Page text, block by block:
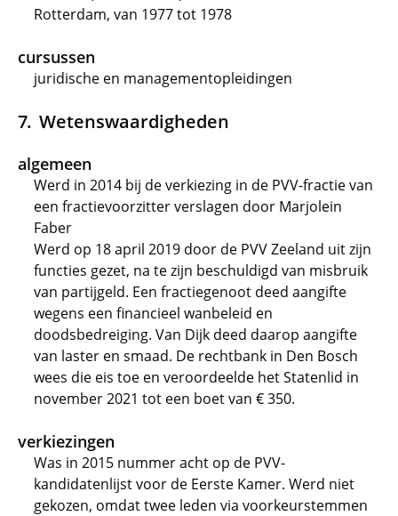
Rotterdam, van 1977 tot 1978
cursussen
juridische en managementopleidingen
Wetenswaardigheden
algemeen
Werd in 2014 bij de verkiezing in de PVV-fractie van
een fractievoorzitter verslagen door Marjolein
Faber
Werd op 18 april 2019 door de PVV Zeeland uit zijn
functies gezet, na te zijn beschuldigd van misbruik
van partijgeld. Een fractiegenoot deed aangifte
wegens een financieel wanbeleid en
doodsbedreiging. Van Dijk deed daarop aangifte
van laster en smaad. De rechtbank in Den Bosch
wees die eis toe en veroordeelde het Statenlid in
november 2021 tot een boet van € 350.
verkiezingen
Was in 2015 nummer acht op de PVV-
kandidatenlijst voor de Eerste Kamer. Werd niet
gekozen, omdat twee leden via voorkeurstemmen